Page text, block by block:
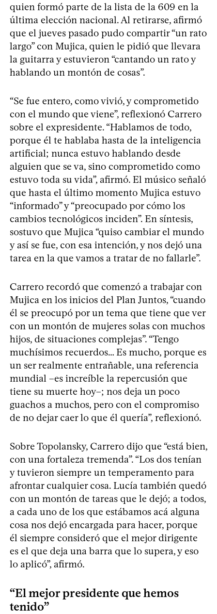
quien formó parte de la lista de la 609 en la
última elección nacional. Al retirarse, afirmó
que el jueves pasado pudo compartir “un rato
largo” con Mujica, quien le pidió que llevara
la guitarra y estuvieron “cantando un rato y
hablando un montón de cosas”.
“Se fue entero, como vivió, y comprometido
con el mundo que viene”, reflexionó Carrero
sobre el expresidente. “Hablamos de todo,
porque él te hablaba hasta de la inteligencia
artificial; nunca estuvo hablando desde
alguien que se va, sino comprometido como
estuvo toda su vida”, afirmó. El músico señaló
que hasta el último momento Mujica estuvo
“informado” y “preocupado por cómo los
cambios tecnológicos inciden”. En síntesis,
sostuvo que Mujica “quiso cambiar el mundo
y así se fue, con esa intención, y nos dejó una
tarea en la que vamos a tratar de no fallarle”.
Carrero recordó que comenzó a trabajar con
Mujica en los inicios del Plan Juntos, “cuando
él se preocupó por un tema que tiene que ver
con un montón de mujeres solas con muchos
hijos, de situaciones complejas”. “Tengo
muchísimos recuerdos… Es mucho, porque es
un ser realmente entrañable, una referencia
mundial –es increíble la repercusión que
tiene su muerte hoy–; nos deja un poco
guachos a muchos, pero con el compromiso
de no dejar caer lo que él quería”, reflexionó.
Sobre Topolansky, Carrero dijo que “está bien,
con una fortaleza tremenda”. “Los dos tenían
y tuvieron siempre un temperamento para
afrontar cualquier cosa. Lucía también quedó
con un montón de tareas que le dejó; a todos,
a cada uno de los que estábamos acá alguna
cosa nos dejó encargada para hacer, porque
él siempre consideró que el mejor dirigente
es el que deja una barra que lo supera, y eso
lo aplicó”, afirmó.
“El mejor presidente que hemos
tenido”